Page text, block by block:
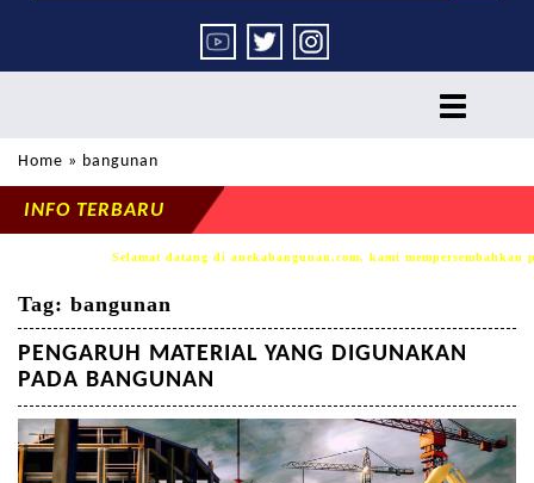
toggle
Home » bangunan
INFO TERBARU
datang di anekabangunan.com, kami mempersembahkan produk
Tag: bangunan
PENGARUH MATERIAL YANG DIGUNAKAN
PADA BANGUNAN